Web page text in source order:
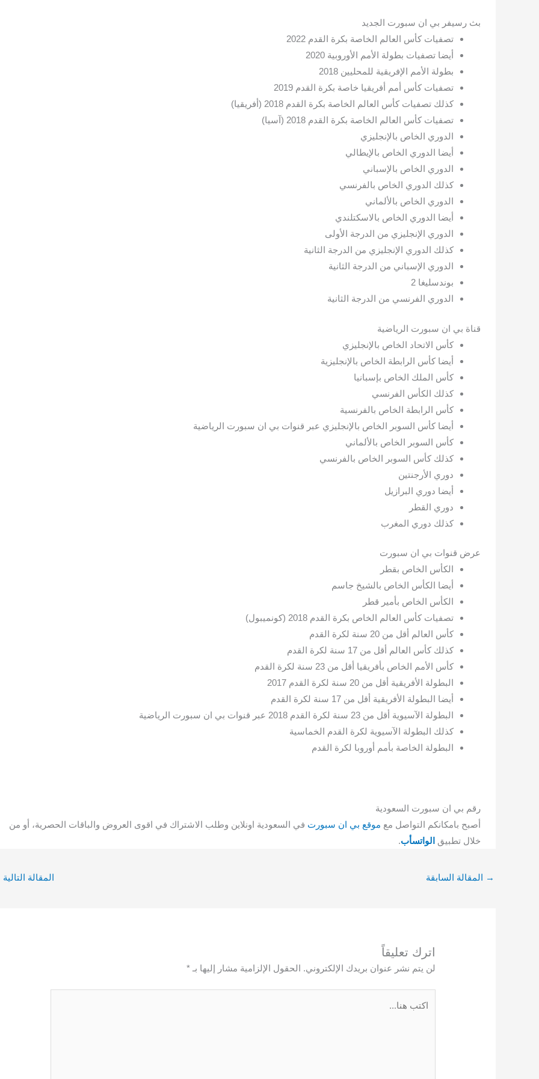
بث رسيفر بي ان سبورت الجديد
تصفيات كأس العالم الخاصة بكرة القدم 2022
أيضا تصفيات بطولة الأمم الأوروبية 2020
بطولة الأمم الإفريقية للمحليين 2018
تصفيات كأس أمم أفريقيا خاصة بكرة القدم 2019
كذلك تصفيات كأس العالم الخاصة بكرة القدم 2018 (أفريقيا)
تصفيات كأس العالم الخاصة بكرة القدم 2018 (آسيا)
الدوري الخاص بالإنجليزي
أيضا الدوري الخاص بالإيطالي
الدوري الخاص بالإسباني
كذلك الدوري الخاص بالفرنسي
الدوري الخاص بالألماني
أيضا الدوري الخاص بالاسكتلندي
الدوري الإنجليزي من الدرجة الأولى
كذلك الدوري الإنجليزي من الدرجة الثانية
الدوري الإسباني من الدرجة الثانية
بوندسليغا 2
الدوري الفرنسي من الدرجة الثانية
قناة بي ان سبورت الرياضية
كأس الاتحاد الخاص بالإنجليزي
أيضا كأس الرابطة الخاص بالإنجليزية
كأس الملك الخاص بإسبانيا
كذلك الكأس الفرنسي
كأس الرابطة الخاص بالفرنسية
أيضا كأس السوبر الخاص بالإنجليزي عبر قنوات بي ان سبورت الرياضية
كأس السوبر الخاص بالألماني
كذلك كأس السوبر الخاص بالفرنسي
دوري الأرجنتين
أيضا دوري البرازيل
دوري القطر
كذلك دوري المغرب
عرض قنوات بي ان سبورت
الكأس الخاص بقطر
أيضا الكأس الخاص بالشيخ جاسم
الكأس الخاص بأمير قطر
تصفيات كأس العالم الخاص بكرة القدم 2018 (كونميبول)
كأس العالم أقل من 20 سنة لكرة القدم
كذلك كأس العالم أقل من 17 سنة لكرة القدم
كأس الأمم الخاص بأفريقيا أقل من 23 سنة لكرة القدم
البطولة الأفريقية أقل من 20 سنة لكرة القدم 2017
أيضا البطولة الأفريقية أقل من 17 سنة لكرة القدم
البطولة الآسيوية أقل من 23 سنة لكرة القدم 2018 عبر قنوات بي ان سبورت الرياضية
كذلك البطولة الآسيوية لكرة القدم الخماسية
البطولة الخاصة بأمم أوروبا لكرة القدم
رقم بي ان سبورت السعودية
أصبح بامكانكم التواصل مع موقع بي ان سبورت في السعودية اونلاين وطلب الاشتراك في اقوى العروض والباقات الحصرية، أو من
خلال تطبيق الواتسأب.
→ المقالة السابقة المقالة التالية
اترك تعليقاً
لن يتم نشر عنوان بريدك الإلكتروني. الحقول الإلزامية مشار إليها بـ*